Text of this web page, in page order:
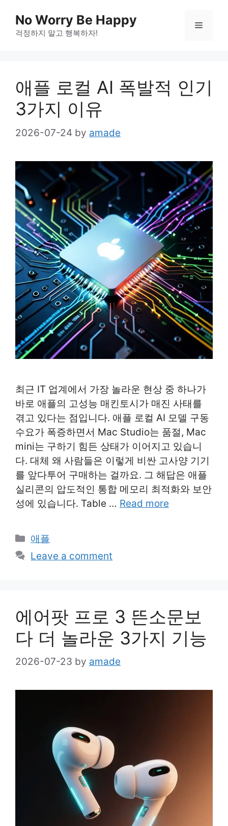
content
No Worry Be Happy
걱정하지 말고 행복하자!
Menu
애플 로컬 AI 폭발적 인기
3가지 이유
2026-07-24 by amade
최근 IT 업계에서 가장 놀라운 현상 중 하나가
바로 애플의 고성능 매킨토시가 매진 사태를
겪고 있다는 점입니다. 애플 로컬 AI 모델 구동
수요가 폭증하면서 Mac Studio는 품절, Mac
mini는 구하기 힘든 상태가 이어지고 있습니
다. 대체 왜 사람들은 이렇게 비싼 고사양 기기
를 앞다투어 구매하는 걸까요. 그 해답은 애플
실리콘의 압도적인 통합 메모리 최적화와 보안
성에 있습니다. Table … Read more
Categories
애플
Leave a comment
에어팟 프로 3 뜬소문보
다 더 놀라운 3가지 기능
2026-07-23 by amade